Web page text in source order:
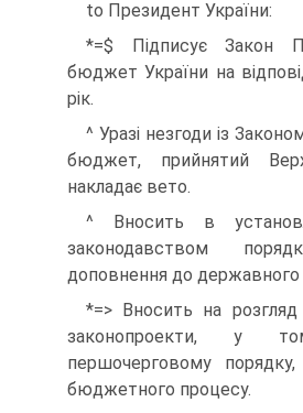
to Президент України:
*=$ Підписує Закон
бюджет України на
рік.
^ Уразі незгоди із
бюджет, прийнятий
накладає вето.
^ Вносить в
законодавством
доповнення до
*=> Вносить на
законопроекти, у
першочерговому
бюджетного процесу.